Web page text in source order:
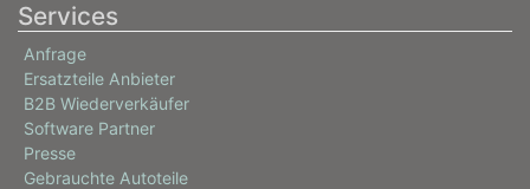
Services
Anfrage
Ersatzteile Anbieter
B2B Wiederverkäufer
Software Partner
Presse
Gebrauchte Autoteile